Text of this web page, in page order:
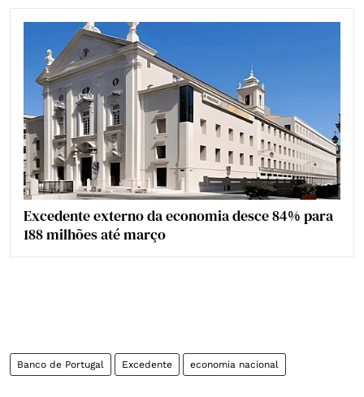
Excedente externo da economia desce 84% para
188 milhões até março
Banco de Portugal Excedente economia nacional